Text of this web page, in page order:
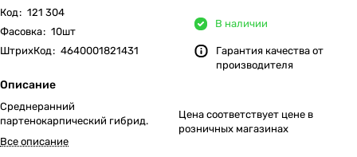
Код: 121 304
Фасовка: 10шт
ШтрихКод: 4640001821431
Описание
Среднеранний
партенокарпический гибрид.
Все описание
В наличии
Гарантия качества от
производителя
Цена соответствует цене в
розничных магазинах